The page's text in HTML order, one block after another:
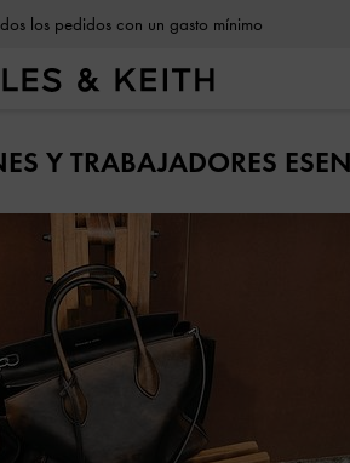
los pedidos con un gasto mínimo
Y TRABAJADORES